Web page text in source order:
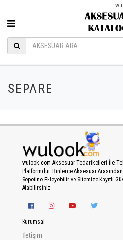
SEPARE
wulook.com Aksesuar Tedarikçileri İle
Platformdur. Binlerce Aksesuar
Sepetine Ekleyebilir ve Sitemize Kayıtlı
Alabilirsiniz.
Kurumsal
İletişim